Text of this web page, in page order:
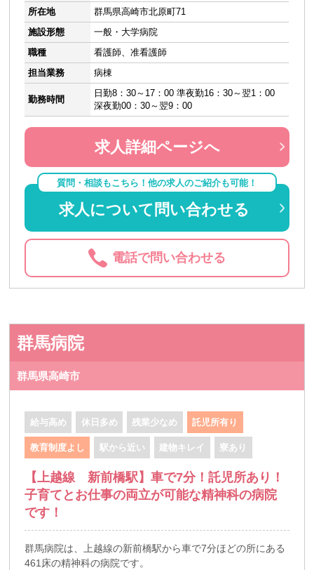
所在地
群馬県高崎市北原町71
施設形態
一般・大学病院
職種
看護師、准看護師
担当業務
病棟
勤務時間
日勤8：30～17：00 準夜勤16：30～翌1：00
深夜勤00：30～翌9：00
求人詳細ページへ
質問・相談もこちら！他の求人のご紹介も可能！
求人について問い合わせる
電話で問い合わせる
群馬病院
群馬県高崎市
給与高め 休日多め 残業少なめ 託児所有り
教育制度よし 駅から近い 建物キレイ 寮あり
【上越線 新前橋駅】車で7分！託児所あり！
子育てとお仕事の両立が可能な精神科の病院
です！
群馬病院は、上越線の新前橋駅から車で7分ほどの所にある
461床の精神科の病院です。